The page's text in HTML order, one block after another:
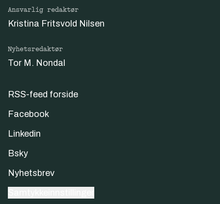
Ansvarlig redaktør
Kristina Fritsvold Nilsen
Nyhetsredaktør
Tor M. Nondal
RSS-feed forside
Facebook
Linkedin
Bsky
Nyhetsbrev